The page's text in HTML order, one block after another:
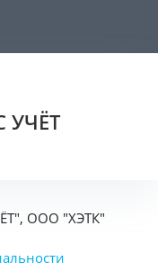
УЧЁТ
ООО "ХЭТК"